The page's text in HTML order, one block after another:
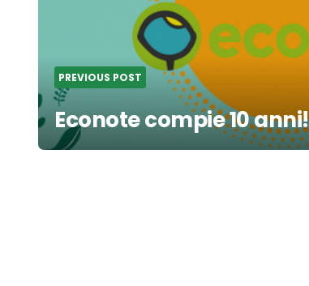
PREVIOUS POST
Econote compie 10